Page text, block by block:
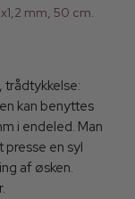
mm, 50 cm.
kan benyttes
i endeled. Man
en syl
af øsken.